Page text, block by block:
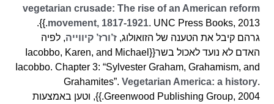
vegetarian crusade: The rise of an American reform
movement, 1817-1921
. UNC Press Books, 2013.}}.
גרהם קיבל את הטענה של הזואולוג,ז’ורז’ קיווייה, לפיה
האדם לא נועד לאכול בשר{{Iacobbo, Karen, and Michael
Iacobbo. Chapter 3: “Sylvester Graham, Grahamism, and
Grahamites”. Vegetarian America: a history.
Greenwood Publishing Group, 2004.}}, וטען באמצעות